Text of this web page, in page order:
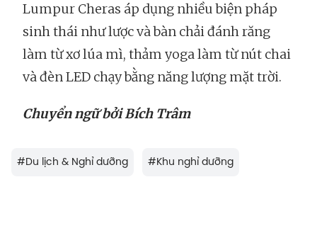
Lumpur Cheras áp dụng nhiều biện pháp
sinh thái như lược và bàn chải đánh răng
làm từ xơ lúa mì, thảm yoga làm từ nút chai
và đèn LED chạy bằng năng lượng mặt trời.
Chuyển ngữ bởi Bích Trâm
#Du lịch & Nghỉ dưỡng #Khu nghỉ dưỡng